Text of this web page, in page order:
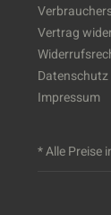
Vertrag
Datenschutz
Impressum
* Alle Preise